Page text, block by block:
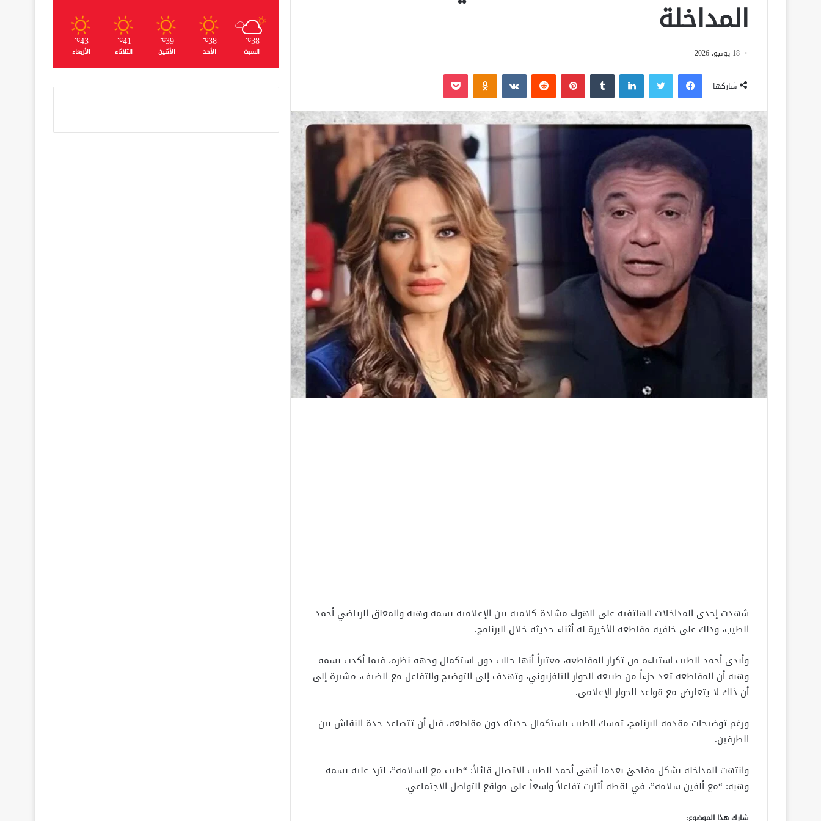
المداخلة
18 يونيو، 2026
شاركها
فيسبوك لينكدإن بينتيريست
شهدت إحدى المداخلات الهاتفية على الهواء مشادة كلامية بين الإعلامية بسمة وهبة والمعلق الرياضي أحمد
الطيب، وذلك على خلفية مقاطعة الأخيرة له أثناء حديثه خلال البرنامج.
وأبدى أحمد الطيب استياءه من تكرار المقاطعة، معتبراً أنها حالت دون استكمال وجهة نظره، فيما أكدت بسمة
وهبة أن المقاطعة تعد جزءاً من طبيعة الحوار التلفزيوني، وتهدف إلى التوضيح والتفاعل مع الضيف، مشيرة إلى
أن ذلك لا يتعارض مع قواعد الحوار الإعلامي.
ورغم توضيحات مقدمة البرنامج، تمسك الطيب باستكمال حديثه دون مقاطعة، قبل أن تتصاعد حدة النقاش بين
الطرفين.
وانتهت المداخلة بشكل مفاجئ بعدما أنهى أحمد الطيب الاتصال قائلاً: “طيب مع السلامة”، لترد عليه بسمة
وهبة: “مع ألفين سلامة”، في لقطة أثارت تفاعلاً واسعاً على مواقع التواصل الاجتماعي.
شارك هذا الموضوع:
38
℃
السبت
38
℃
الأحد
39
℃
الأثنين
41
℃
الثلاثاء
43
℃
الأربعاء